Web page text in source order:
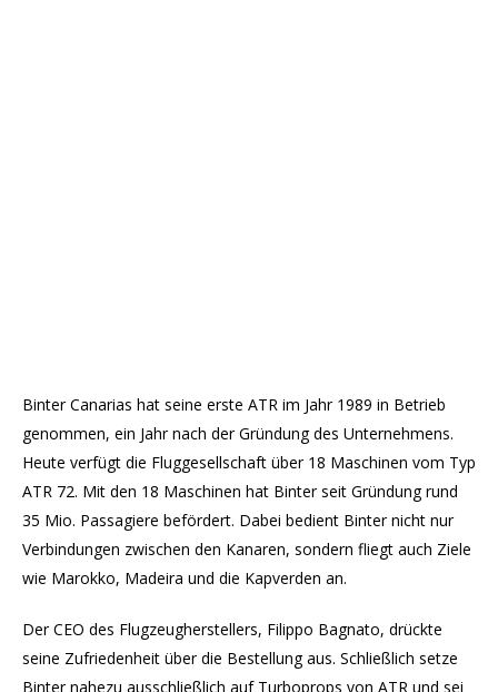
Binter Canarias hat seine erste ATR im Jahr 1989 in Betrieb
genommen, ein Jahr nach der Gründung des Unternehmens.
Heute verfügt die Fluggesellschaft über 18 Maschinen vom Typ
ATR 72. Mit den 18 Maschinen hat Binter seit Gründung rund
35 Mio. Passagiere befördert. Dabei bedient Binter nicht nur
Verbindungen zwischen den Kanaren, sondern fliegt auch Ziele
wie Marokko, Madeira und die Kapverden an.
Der CEO des Flugzeugherstellers, Filippo Bagnato, drückte
seine Zufriedenheit über die Bestellung aus. Schließlich setze
Binter nahezu ausschließlich auf Turboprops von ATR und sei